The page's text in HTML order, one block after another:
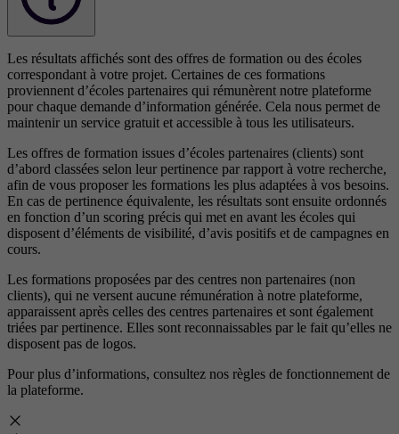
Les résultats affichés sont des offres de formation ou des écoles
correspondant à votre projet. Certaines de ces formations
proviennent d’écoles partenaires qui rémunèrent notre plateforme
pour chaque demande d’information générée. Cela nous permet de
maintenir un service gratuit et accessible à tous les utilisateurs.
Les offres de formation issues d’écoles partenaires (clients) sont
d’abord classées selon leur pertinence par rapport à votre recherche,
afin de vous proposer les formations les plus adaptées à vos besoins.
En cas de pertinence équivalente, les résultats sont ensuite ordonnés
en fonction d’un scoring précis qui met en avant les écoles qui
disposent d’éléments de visibilité, d’avis positifs et de campagnes en
cours.
Les formations proposées par des centres non partenaires (non
clients), qui ne versent aucune rémunération à notre plateforme,
apparaissent après celles des centres partenaires et sont également
triées par pertinence. Elles sont reconnaissables par le fait qu’elles ne
disposent pas de logos.
Pour plus d’informations, consultez nos règles de fonctionnement de
la plateforme.